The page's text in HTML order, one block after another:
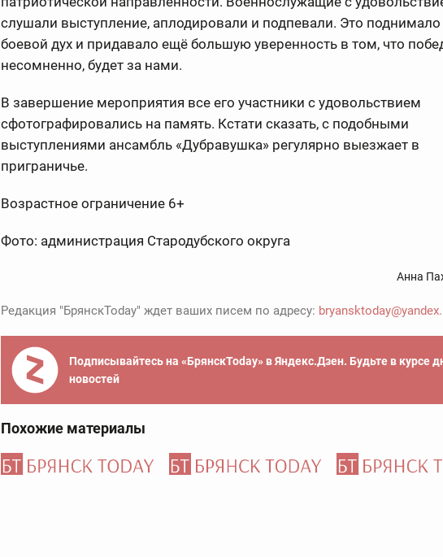
слушали выступление, аплодировали и подпевали. Это поднимало
боевой дух и придавало ещё большую уверенность в том, что
несомненно, будет за нами.
В завершение мероприятия все его участники с удовольствием
сфотографировались на память. Кстати сказать, с подобными
выступлениями ансамбль «Дубравушка» регулярно выезжает в
приграничье.
Возрастное ограничение 6+
Фото: администрация Стародубского округа
Анна
Редакция "БрянскToday" ждет ваших писем по адресу:
Подписывайтесь на «БрянскToday» в Яндекс.Дзен. Будьте в курсе
новостей
Похожие материалы